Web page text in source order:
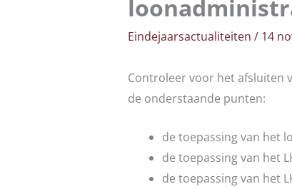
Eindejaarsactualiteiten / 14
Controleer voor het afsluiten
de onderstaande punten:
de toepassing van het
de toepassing van het
de toepassing van het